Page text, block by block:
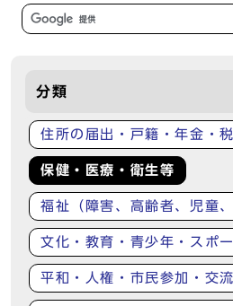
分類
住所の届出・戸籍・年金・
保健・医療・衛生等
福祉（障害、高齢者、児童
文化・教育・青少年・スポ
平和・人権・市民参加・交流